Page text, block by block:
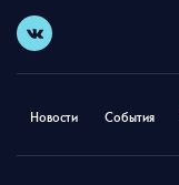
Новости События